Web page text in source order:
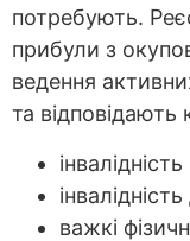
потребують.
прибули з
ведення
та відповідають
важкі